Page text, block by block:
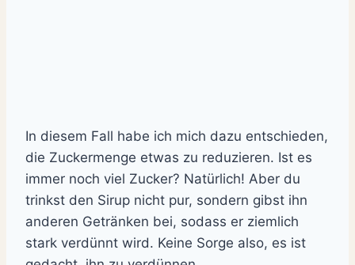
In diesem Fall habe ich mich dazu entschieden,
die Zuckermenge etwas zu reduzieren. Ist es
immer noch viel Zucker? Natürlich! Aber du
trinkst den Sirup nicht pur, sondern gibst ihn
anderen Getränken bei, sodass er ziemlich
stark verdünnt wird. Keine Sorge also, es ist